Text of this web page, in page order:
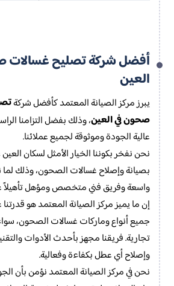
أفضل شركة تصليح غسالات
العين
يبرز مركز الصيانة المعتمد كأفضل شركة
صحون في العين، وذلك بفضل التزامنا
عالية الجودة وموثوقة لجميع عملائنا.
نحن نفخر بكوننا الخيار الأمثل لسكان
بصيانة وإصلاح غسالات الصحون، وذلك لما
واسعة وفريق فني متخصص ومؤهل تأهيلاً
إن ما يميز مركز الصيانة المعتمد هو
جميع أنواع وماركات غسالات الصحون،
تجارية. فريقنا مجهز بأحدث الأدوات
وإصلاح أي عطل بكفاءة وفعالية.
نحن في مركز الصيانة المعتمد نؤمن بأن